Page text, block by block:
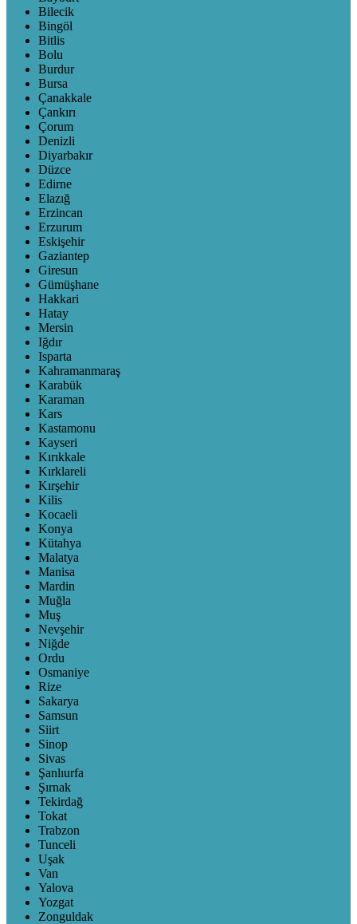
Bilecik
Bingöl
Bitlis
Bolu
Burdur
Bursa
Çanakkale
Çankırı
Çorum
Denizli
Diyarbakır
Düzce
Edirne
Elazığ
Erzincan
Erzurum
Eskişehir
Gaziantep
Giresun
Gümüşhane
Hakkari
Hatay
Mersin
Iğdır
Isparta
Kahramanmaraş
Karabük
Karaman
Kars
Kastamonu
Kayseri
Kırıkkale
Kırklareli
Kırşehir
Kilis
Kocaeli
Konya
Kütahya
Malatya
Manisa
Mardin
Muğla
Muş
Nevşehir
Niğde
Ordu
Osmaniye
Rize
Sakarya
Samsun
Siirt
Sinop
Sivas
Şanlıurfa
Şırnak
Tekirdağ
Tokat
Trabzon
Tunceli
Uşak
Van
Yalova
Yozgat
Zonguldak